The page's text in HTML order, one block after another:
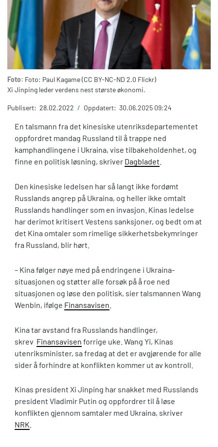
Foto: Foto: Paul Kagame (CC BY-NC-ND 2.0 Flickr)
Xi Jinping leder verdens nest største økonomi.
Publisert: 28.02.2022 / Oppdatert: 30.06.2025 09:24
En talsmann fra det kinesiske utenriksdepartementet
oppfordret mandag Russland til å trappe ned
kamphandlingene i Ukraina, vise tilbakeholdenhet, og
finne en politisk løsning, skriver Dagbladet
Den kinesiske ledelsen har så langt ikke fordømt
Russlands angrep på Ukraina, og heller ikke omtalt
Russlands handlinger som en invasjon. Kinas ledelse
har derimot kritisert Vestens sanksjoner, og bedt om at
det Kina omtaler som rimelige sikkerhetsbekymringer
fra Russland, blir hørt.
– Kina følger nøye med på endringene i Ukraina-
situasjonen og støtter alle forsøk på å roe ned
situasjonen og løse den politisk, sier talsmannen Wang
Wenbin, ifølge Finansavisen
Kina tar avstand fra Russlands handlinger,
skrev Finansavisen forrige uke. Wang Yi, Kinas
utenriksminister, sa fredag at det er avgjørende for alle
sider å forhindre at konflikten kommer ut av kontroll.
Kinas president Xi Jinping har snakket med Russlands
president Vladimir Putin og oppfordrer til å løse
konflikten gjennom samtaler med Ukraina, skriver
NRK